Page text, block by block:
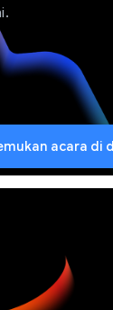
acara di